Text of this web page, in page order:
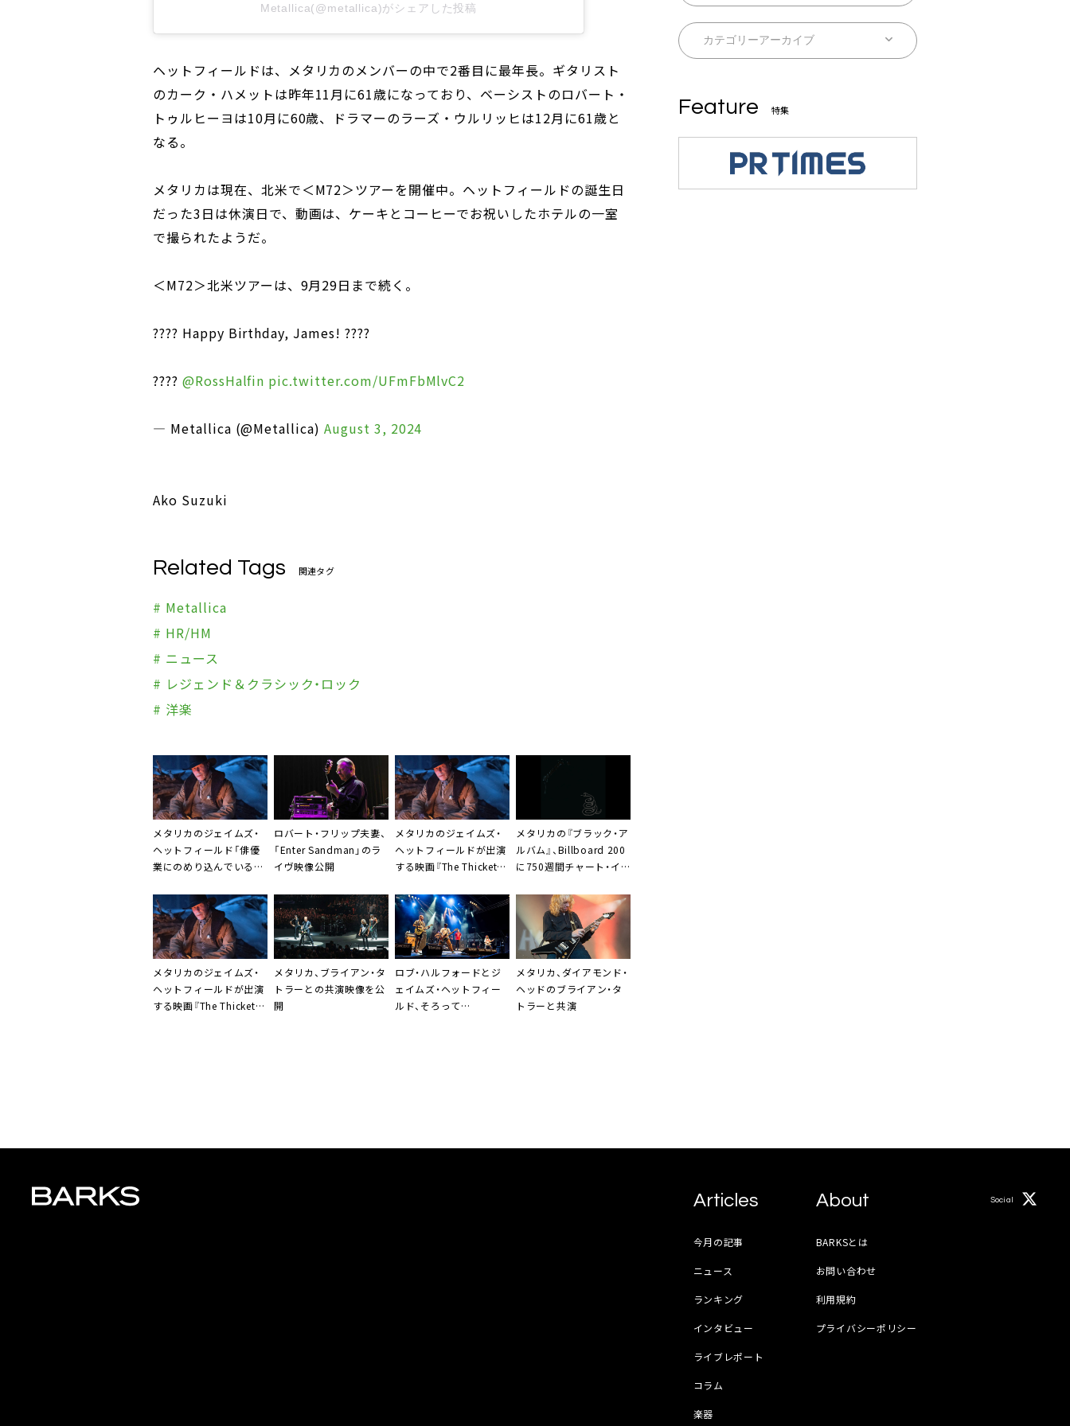
Metallica(@metallica)がシェアした投稿
ヘットフィールドは、メタリカのメンバーの中で2番目に最年長。ギタリスト
のカーク・ハメットは昨年11月に61歳になっており、ベーシストのロバート・
トゥルヒーヨは10月に60歳、ドラマーのラーズ・ウルリッヒは12月に61歳と
なる。
メタリカは現在、北米で＜M72＞ツアーを開催中。ヘットフィールドの誕生日
だった3日は休演日で、動画は、ケーキとコーヒーでお祝いしたホテルの一室
で撮られたようだ。
＜M72＞北米ツアーは、9月29日まで続く。
???? Happy Birthday, James! ????
???? @RossHalfin pic.twitter.com/UFmFbMlvC2
— Metallica (@Metallica)August 3, 2024
Ako Suzuki
Related Tags 関連タグ
# Metallica
# HR/HM
# ニュース
# レジェンド＆クラシック・ロック
# 洋楽
メタリカのジェイムズ・
ヘットフィールド「俳優
業にのめり込んでいるわ
ロバート・フリップ夫妻、
「Enter Sandman」のラ
イヴ映像公開
メタリカのジェイムズ・
ヘットフィールドが出演
する映画『The Thicket』
メタリカの『ブラック・ア
ルバム』、Billboard 200
に750週間チャート・イ
メタリカのジェイムズ・
ヘットフィールドが出演
する映画『The Thicket』
メタリカ、ブライアン・タ
トラーとの共演映像を公
開
ロブ・ハルフォードとジ
ェイムズ・ヘットフィー
ルド、そろって
メタリカ、ダイアモンド・
ヘッドのブライアン・タ
トラーと共演
Feature 特集
Articles
今月の記事
ニュース
ランキング
インタビュー
ライブレポート
コラム
楽器
About
BARKSとは
お問い合わせ
利用規約
プライバシーポリシー
Social